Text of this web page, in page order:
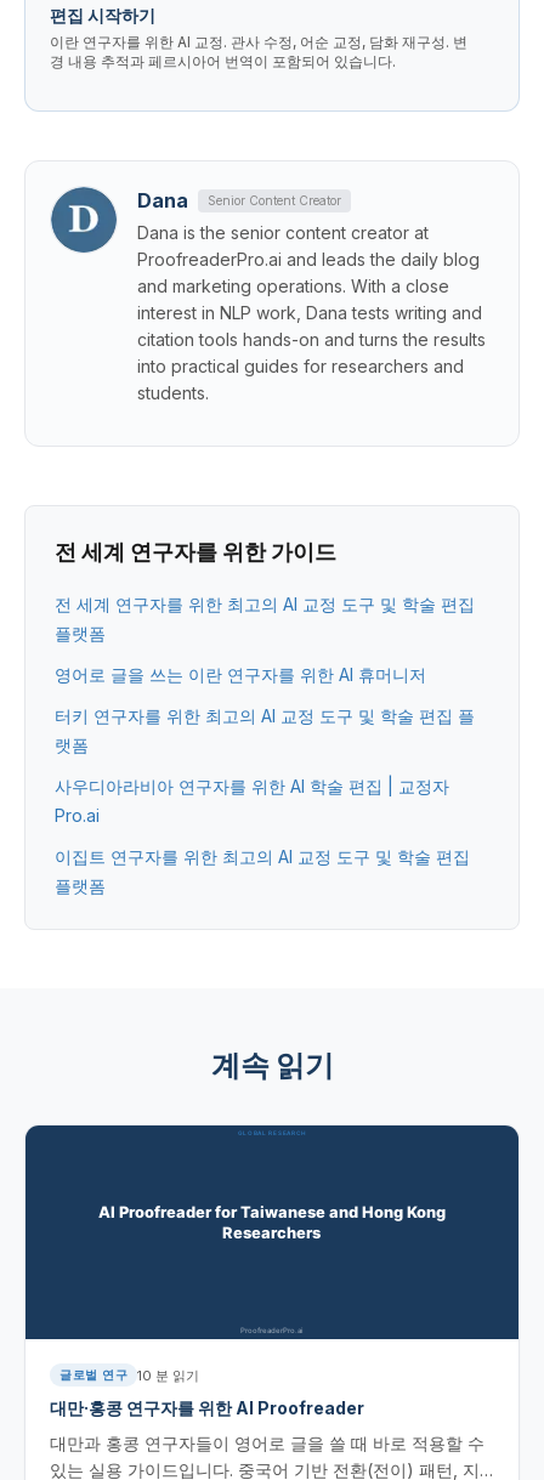
편집 시작하기
이란 연구자를 위한 AI 교정. 관사 수정, 어순 교정, 담화 재구성. 변
경 내용 추적과 페르시아어 번역이 포함되어 있습니다.
Dana Senior Content Creator
Dana is the senior content creator at
ProofreaderPro.ai and leads the daily blog
and marketing operations. With a close
interest in NLP work, Dana tests writing and
citation tools hands-on and turns the results
into practical guides for researchers and
students.
전 세계 연구자를 위한 가이드
전 세계 연구자를 위한 최고의 AI 교정 도구 및 학술 편집
플랫폼
영어로 글을 쓰는 이란 연구자를 위한 AI 휴머니저
터키 연구자를 위한 최고의 AI 교정 도구 및 학술 편집 플
랫폼
사우디아라비아 연구자를 위한 AI 학술 편집 | 교정자
Pro.ai
이집트 연구자를 위한 최고의 AI 교정 도구 및 학술 편집
플랫폼
계속 읽기
글로벌 연구 10 분 읽기
대만·홍콩 연구자를 위한 AI Proofreader
대만과 홍콩 연구자들이 영어로 글을 쓸 때 바로 적용할 수
있는 실용 가이드입니다. 중국어 기반 전환(전이) 패턴, 지